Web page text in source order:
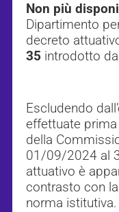
Non più
Dipartimento
decreto
35 introdotto
Escludendo
effettuate prima
della
01/09/2024 al
attuativo è
contrasto con
norma istitutiva.